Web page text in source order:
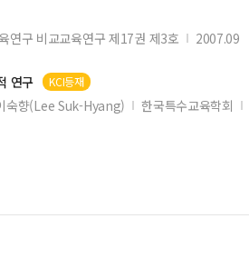
연구 비교교육연구 제17권 제3호 2007.09
연구 KCI등재
숙향(Lee Suk-Hyang) 한국특수교육학회